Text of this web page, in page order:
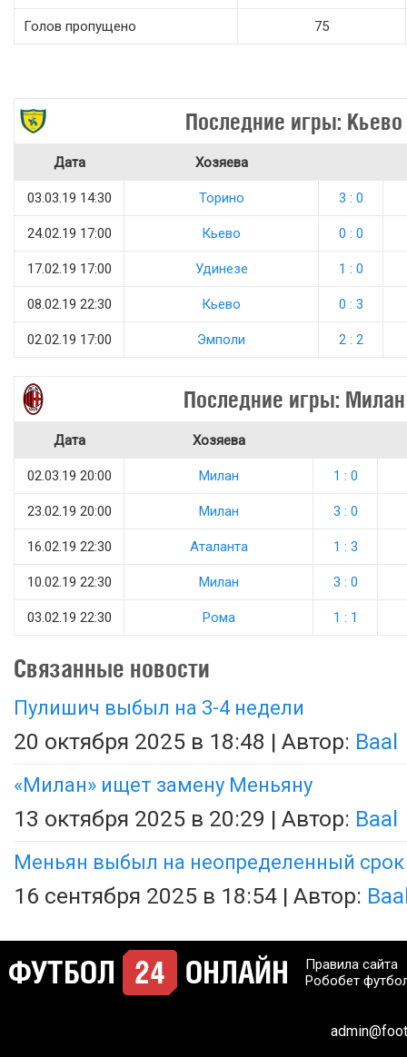
Голов пропущено 75
Последние игры: Кьево
Дата Хозяева
03.03.19 14:30 Торино 3 : 0
24.02.19 17:00 Кьево 0 : 0
17.02.19 17:00 Удинезе 1 : 0
08.02.19 22:30 Кьево 0 : 3
02.02.19 17:00 Эмполи 2 : 2
Последние игры: Милан
Дата Хозяева
02.03.19 20:00 Милан 1 : 0
23.02.19 20:00 Милан 3 : 0
16.02.19 22:30 Аталанта 1 : 3
10.02.19 22:30 Милан 3 : 0
03.02.19 22:30 Рома 1 : 1
Связанные новости
Пулишич выбыл на 3-4 недели
20 октября 2025 в 18:48 | Автор: Baal
«Милан» ищет замену Меньяну
13 октября 2025 в 20:29 | Автор: Baal
Меньян выбыл на неопределенный срок
16 сентября 2025 в 18:54 | Автор:
Правила сайта
Робобет